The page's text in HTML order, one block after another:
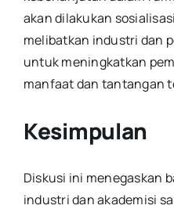
akan dilakukan
melibatkan industri dan
untuk meningkatkan
manfaat dan tantangan
Kesimpulan
Diskusi ini menegaskan
industri dan akademisi